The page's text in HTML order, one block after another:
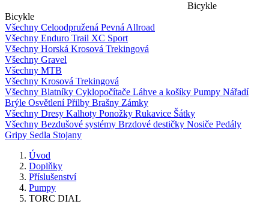
Bicykle
Bicykle
Všechny Celoodpružená Pevná Allroad
Všechny Enduro Trail XC Sport
Všechny Horská Krosová Trekingová
Všechny Gravel
Všechny MTB
Všechny Krosová Trekingová
Všechny Blatníky Cyklopočítače Láhve a košíky Pumpy Nářadí
Brýle OsvětleníPřilby Brašny Zámky
Všechny Dresy Kalhoty Ponožky Rukavice Šátky
Všechny Bezdušové systémy Brzdové destičky Nosiče Pedály
Gripy Sedla Stojany
Úvod
Doplňky
Příslušenství
Pumpy
TORC DIAL